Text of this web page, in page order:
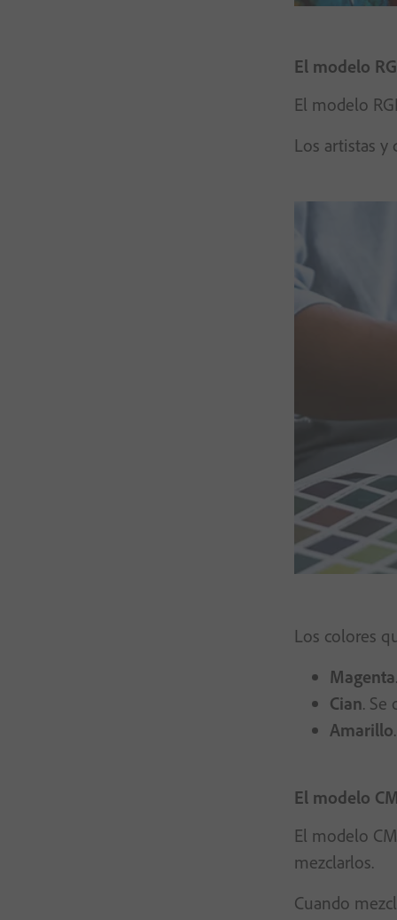
El modelo
El modelo
Los artistas
Los colores
Magenta
Cian. Se
Amarillo
El modelo
El modelo
mezclarlos.
Cuando